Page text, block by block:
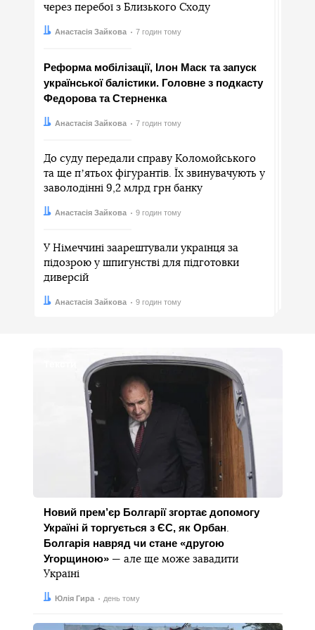
через перебої з Близького Сходу
Автор:Анастасія Зайкова
Дата: 7 годин тому
Реформа мобілізації, Ілон Маск та запуск
української балістики. Головне з подкасту
Федорова та Стерненка
Автор:Анастасія Зайкова
Дата: 7 годин тому
До суду передали справу Коломойського
та ще пʼятьох фігурантів. Їх звинувачують у
заволодінні 9,2 млрд грн банку
Автор:Анастасія Зайкова
Дата: 9 годин тому
У Німеччині заарештували українця за
підозрою у шпигунстві для підготовки
диверсій
Автор:Анастасія Зайкова
Дата: 9 годин тому
Новий прем’єр Болгарії згортає допомогу
Україні й торгується з ЄС, як Орбан
Болгарія навряд чи стане «другою
Угорщиною» — але ще може завадити
Україні
Автор:
Юлія Гира
Дата: день тому